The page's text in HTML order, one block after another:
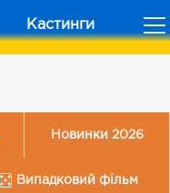
Кастинги
Новинки 2026
Випадковий фільм